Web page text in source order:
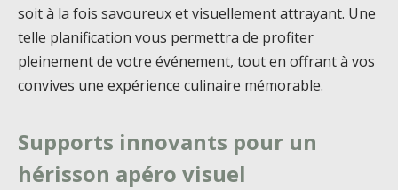
soit à la fois savoureux et visuellement attrayant. Une
telle planification vous permettra de profiter
pleinement de votre événement, tout en offrant à vos
convives une expérience culinaire mémorable.
Supports innovants pour un
hérisson apéro visuel